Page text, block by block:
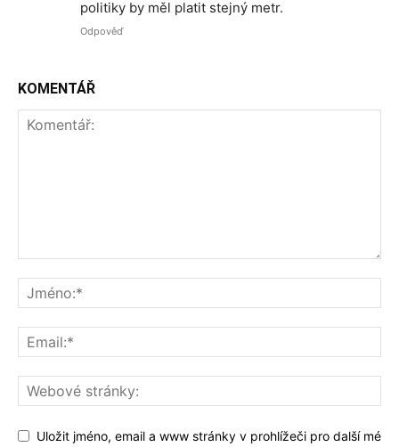
politiky by měl platit stejný metr.
Odpověď
KOMENTÁŘ
Uložit jméno, email a www stránky v prohlížeči pro další mé